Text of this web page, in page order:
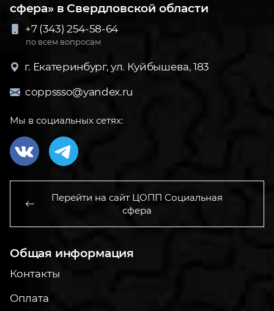
сфера» в Свердловской области
+7 (343) 254-58-64
по всем вопросам
г. Екатеринбург, ул. Куйбышева, 183
coppssso@yandex.ru
Мы в социальных сетях:
Перейти на сайт ЦОПП Социальная
сфера
Общая информация
Контакты
Оплата